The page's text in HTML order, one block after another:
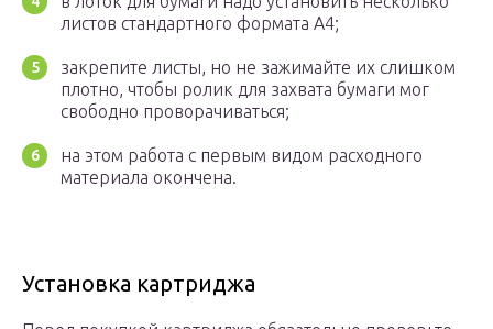
листов стандартного формата А4;
закрепите листы, но не зажимайте их слишком
плотно, чтобы ролик для захвата бумаги мог
свободно проворачиваться;
на этом работа с первым видом расходного
материала окончена.
Установка картриджа